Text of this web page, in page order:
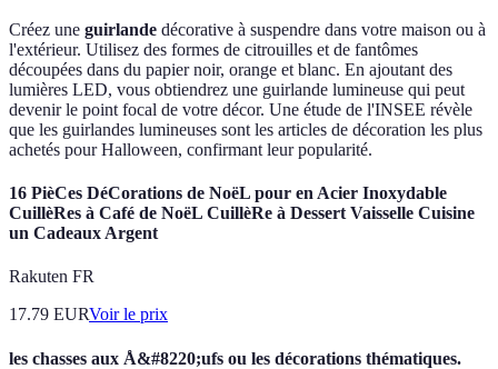
Créez une guirlande décorative à suspendre dans votre maison ou à
l'extérieur. Utilisez des formes de citrouilles et de fantômes
découpées dans du papier noir, orange et blanc. En ajoutant des
lumières LED, vous obtiendrez une guirlande lumineuse qui peut
devenir le point focal de votre décor. Une étude de l'INSEE révèle
que les guirlandes lumineuses sont les articles de décoration les plus
achetés pour Halloween, confirmant leur popularité.
16 PièCes DéCorations de NoëL pour en Acier Inoxydable
CuillèRes à Café de NoëL CuillèRe à Dessert Vaisselle Cuisine
un Cadeaux Argent
Rakuten FR
17.79 EURVoir le prix
les chasses aux Å&#8220;ufs ou les décorations thématiques.